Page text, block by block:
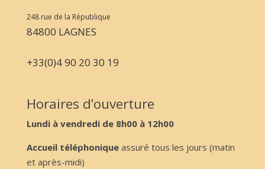
248 rue de la République
84800 LAGNES
+33(0)4 90 20 30 19
Horaires d’ouverture
Lundi à vendredi de 8h00 à 12h00
Accueil téléphoniqueassuré tous les jours (matin
et après-midi)